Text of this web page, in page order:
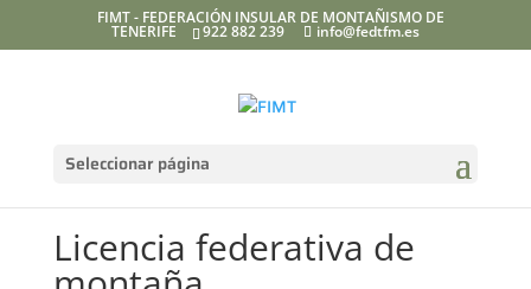
FIMT - FEDERACIÓN INSULAR DE MONTAÑISMO DE
TENERIFE 922 882 239 info@fedtfm.es
Seleccionar página
Licencia federativa de